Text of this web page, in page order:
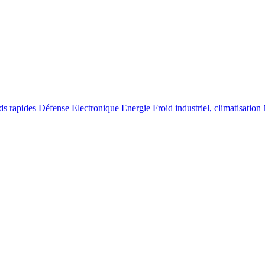
rapides Défense Electronique Energie Froid industriel, climatisation